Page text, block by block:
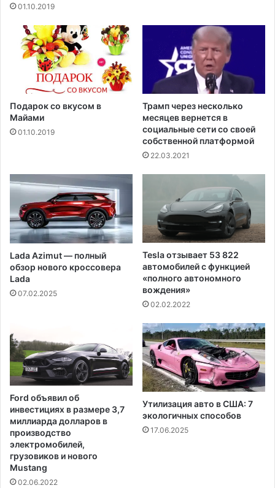
01.10.2019
Подарок со вкусом в
Майами
01.10.2019
Трамп через несколько
месяцев вернется в
социальные сети со своей
собственной платформой
22.03.2021
Lada Azimut — полный
обзор нового кроссовера
Lada
07.02.2025
Tesla отзывает 53 822
автомобилей с функцией
«полного автономного
вождения»
02.02.2022
Ford объявил об
инвестициях в размере 3,7
миллиарда долларов в
производство
электромобилей,
грузовиков и нового
Mustang
02.06.2022
Утилизация авто в США: 7
экологичных способов
17.06.2025